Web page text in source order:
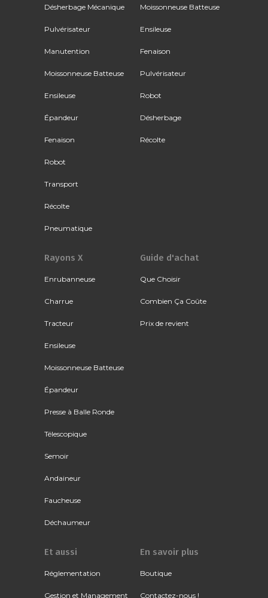
Désherbage Mécanique
Pulvérisateur
Manutention
Moissonneuse Batteuse
Ensileuse
Épandeur
Fenaison
Robot
Transport
Récolte
Pneumatique
Moissonneuse Batteuse
Ensileuse
Fenaison
Pulvérisateur
Robot
Désherbage
Récolte
Rayons X
Enrubanneuse
Charrue
Tracteur
Ensileuse
Moissonneuse Batteuse
Épandeur
Presse à Balle Ronde
Télescopique
Semoir
Andaineur
Faucheuse
Déchaumeur
Guide d'achat
Que Choisir
Combien Ça Coûte
Prix de revient
Et aussi
Réglementation
Gestion et Management
En savoir plus
Boutique
Contactez-nous !